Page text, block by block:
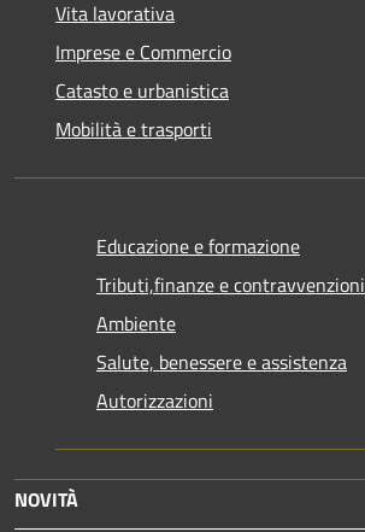
Vita lavorativa
Imprese e Commercio
Catasto e urbanistica
Mobilità e trasporti
Educazione e formazione
Tributi,finanze e contravvenzioni
Ambiente
Salute, benessere e assistenza
Autorizzazioni
NOVITÀ